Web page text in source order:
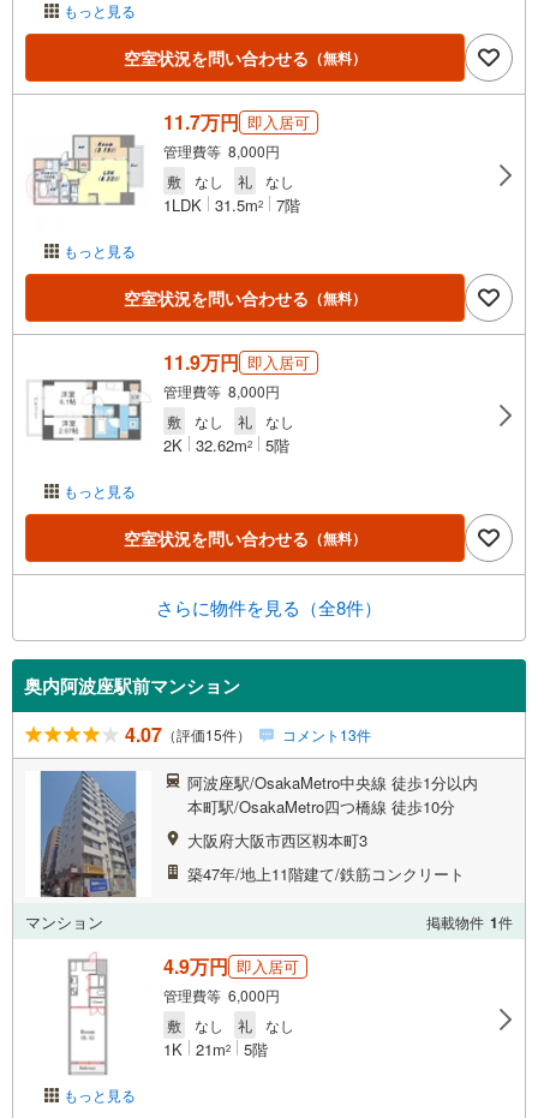
もっと見る
空室状況を問い合わせる （無料）
もっと見る
11.7万円 即入居可
管理費等 8,000円
敷
なし 礼 なし
1LDK 31.5m2 7階
空室状況を問い合わせる （無料）
もっと見る
11.9万円 即入居可
管理費等 8,000円
敷
なし 礼 なし
2K 32.62m2 5階
空室状況を問い合わせる （無料）
さらに物件を見る（全8件）
奥内阿波座駅前マンション
4.07 （評価15件） コメント13件
阿波座駅/OsakaMetro中央線 徒歩1分以内
本町駅/OsakaMetro四つ橋線 徒歩10分
大阪府大阪市西区靱本町3
築47年/地上11階建て/鉄筋コンクリート
マンション 掲載物件 1件
もっと見る
4.9万円 即入居可
管理費等 6,000円
敷
なし 礼 なし
1K 21m2 5階